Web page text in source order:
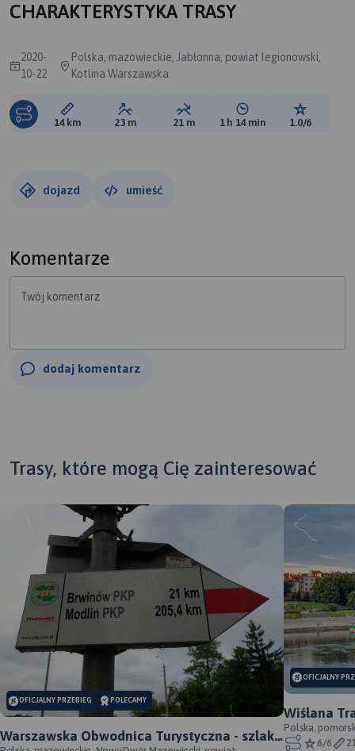
CHARAKTERYSTYKA TRASY
2020-
10-22
Polska, mazowieckie, Jabłonna, powiat legionowski,
Kotlina Warszawska
Długość trasy:
14 km Suma przewyższeń:
23 m Suma spadków:
21 m Średni czas potrzebny
1 h 14 min Ocena
1.0/6
dojazd umieść
Komentarze
Twój komentarz
dodaj komentarz
Trasy, które mogą Cię zainteresować
OFICJALNY PRZEBIEG POLECAMY
Warszawska Obwodnica Turystyczna - szlak
OFICJALNY
Wiślana
Pomorskie
przebieg
Polska,
Łosiowe,6/6